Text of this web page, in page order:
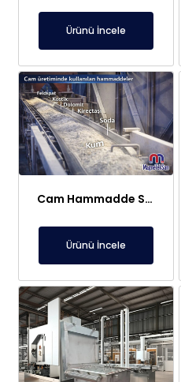
Ürünü İncele
Cam Hammadde Sektörü İçin Askı Tipi Neodimyum Plaka Mıknatıs | Yüksek Gauss Manyetik Separatör
Ürünü İncele